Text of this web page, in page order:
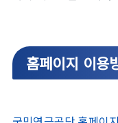
홈페이지 이용